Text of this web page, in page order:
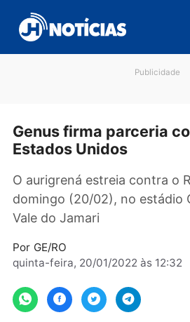
para
conteúdo
Genus firma parceria
O aurigrená estreia contra
domingo (20/02), no
Vale do Jamari
quinta-feira, 20/01/2022 às